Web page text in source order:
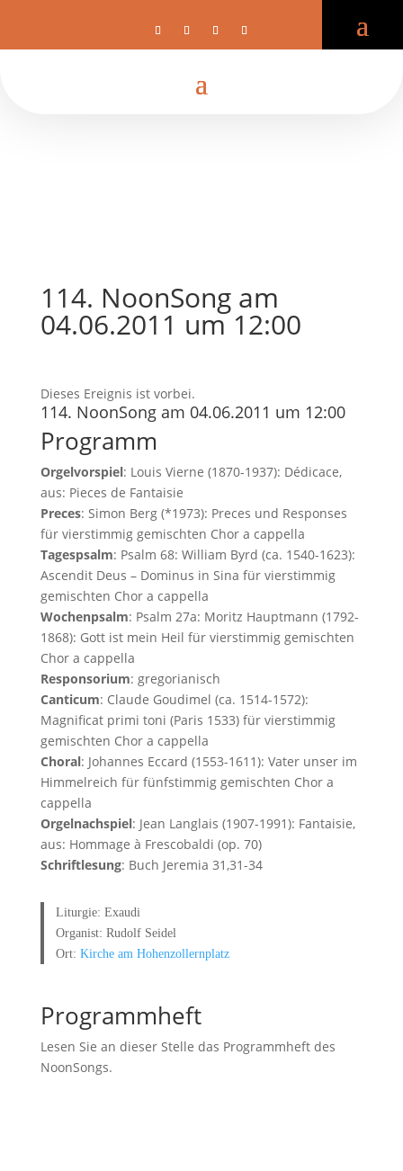
114. NoonSong am
04.06.2011 um 12:00
Dieses Ereignis ist vorbei.
114. NoonSong am 04.06.2011 um 12:00
Programm
Orgelvorspiel: Louis Vierne (1870-1937): Dédicace,
aus: Pieces de Fantaisie
Preces: Simon Berg (*1973): Preces und Responses
für vierstimmig gemischten Chor a cappella
Tagespsalm: Psalm 68: William Byrd (ca. 1540-1623):
Ascendit Deus – Dominus in Sina für vierstimmig
gemischten Chor a cappella
Wochenpsalm: Psalm 27a: Moritz Hauptmann (1792-
1868): Gott ist mein Heil für vierstimmig gemischten
Chor a cappella
Responsorium: gregorianisch
Canticum: Claude Goudimel (ca. 1514-1572):
Magnificat primi toni (Paris 1533) für vierstimmig
gemischten Chor a cappella
Choral: Johannes Eccard (1553-1611): Vater unser im
Himmelreich für fünfstimmig gemischten Chor a
cappella
Orgelnachspiel: Jean Langlais (1907-1991): Fantaisie,
aus: Hommage à Frescobaldi (op. 70)
Schriftlesung: Buch Jeremia 31,31-34
Liturgie: Exaudi
Organist: Rudolf Seidel
Ort:Kirche am Hohenzollernplatz
Programmheft
Lesen Sie an dieser Stelle das Programmheft des
NoonSongs.